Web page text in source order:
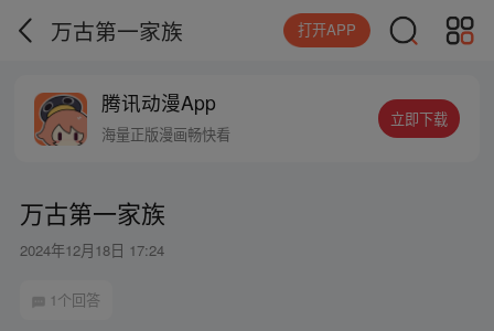
万古第一家族 打开APP
腾讯动漫App
海量正版漫画畅快看
立即下载
万古第一家族
2024年12月18日 17:24
1个回答